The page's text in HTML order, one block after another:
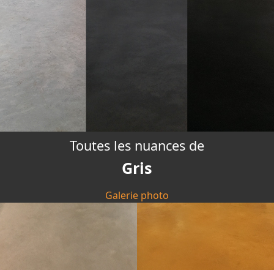
Toutes les nuances de
Gris
Galerie photo